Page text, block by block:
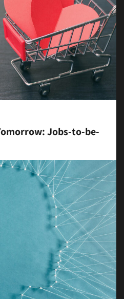
Jobs-to-be-